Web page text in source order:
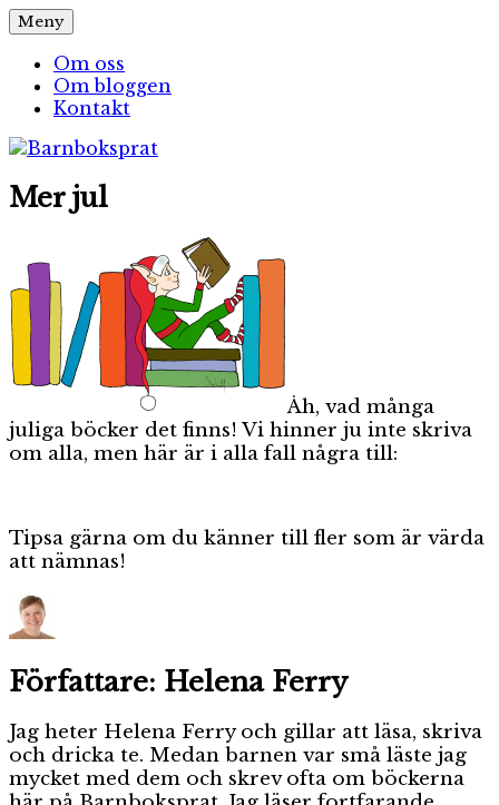
Hoppa
till
innehåll
Barnboksprat
– en blogg om barnböcker
Meny
Om oss
Om bloggen
Kontakt
Mer jul
Åh, vad många
juliga böcker det finns! Vi hinner ju inte skriva
om alla, men här är i alla fall några till:
Tipsa gärna om du känner till fler som är värda
att nämnas!
Författare: Helena Ferry
Jag heter Helena Ferry och gillar att läsa, skriva
och dricka te. Medan barnen var små läste jag
mycket med dem och skrev ofta om böckerna